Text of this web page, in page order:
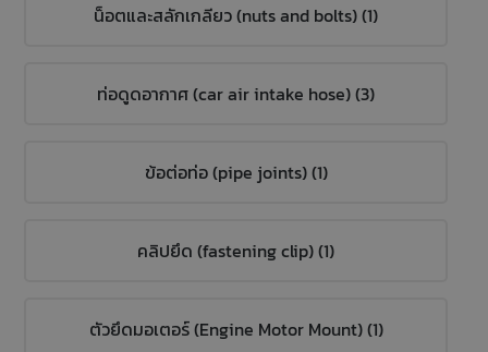
น็อตและสลักเกลียว (nuts and bolts) (1)
ท่อดูดอากาศ (car air intake hose) (3)
ข้อต่อท่อ (pipe joints) (1)
คลิปยึด (fastening clip) (1)
ตัวยึดมอเตอร์ (Engine Motor Mount) (1)